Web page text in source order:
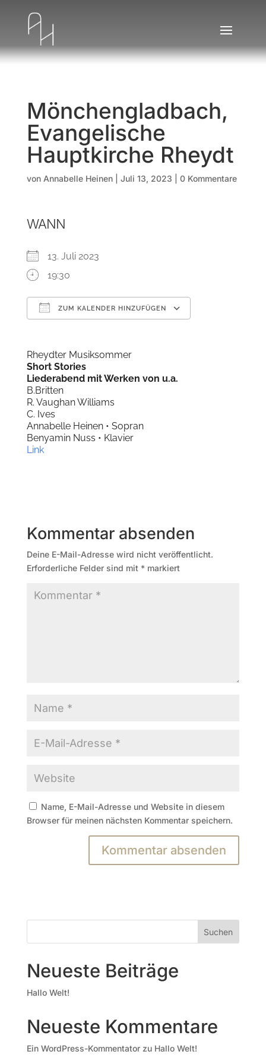
Mönchengladbach,
Evangelische
Hauptkirche Rheydt
von Annabelle Heinen| Juli 13, 2023 0 Kommentare
WANN
13. Juli 2023
19:30
ZUM KALENDER HINZUFÜGEN
Rheydter Musiksommer
Short Stories
Liederabend mit Werken von u.a.
B.Britten
R. Vaughan Williams
C. Ives
Annabelle Heinen • Sopran
Benyamin Nuss • Klavier
Link
Kommentar absenden
Deine E-Mail-Adresse wird nicht veröffentlicht.
Erforderliche Felder sind mit *markiert
Name, E-Mail-Adresse und Website in diesem
Browser für meinen nächsten Kommentar speichern.
Suchen
Neueste Beiträge
Hallo Welt!
Neueste Kommentare
Ein WordPress-Kommentatorzu Hallo Welt!